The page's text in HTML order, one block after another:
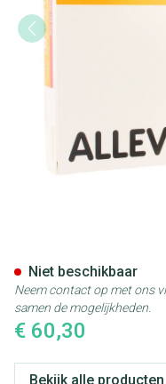
€ 60,30
Niet beschikbaar
Neem contact op met ons
samen de mogelijkheden.
Bekijk alle